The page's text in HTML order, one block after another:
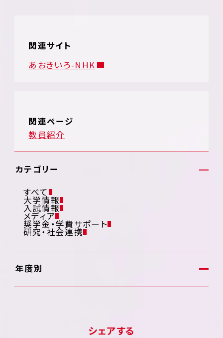
カテゴリー
すべて
大学情報
入試情報
メディア
奨学金・学費サポート
研究・社会連携
年度別
関連サイト
あおきいろ-NHK
関連ページ
教員紹介
シェアする